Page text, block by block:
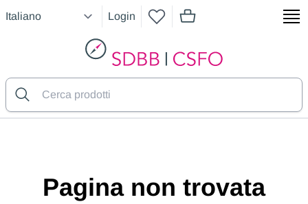
Login
articoli nel carrello,
SDBB
Pagina non trovata